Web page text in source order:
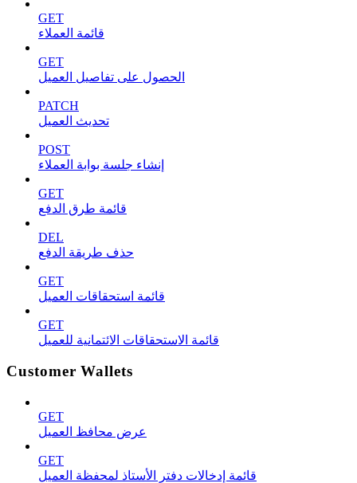
GET
قائمة العملاء
GET
الحصول على تفاصيل العميل
PATCH
تحديث العميل
POST
إنشاء جلسة بوابة العملاء
GET
قائمة طرق الدفع
DEL
حذف طريقة الدفع
GET
قائمة استحقاقات العميل
GET
قائمة الاستحقاقات الائتمانية للعميل
Customer Wallets
GET
عرض محافظ العميل
GET
قائمة إدخالات دفتر الأستاذ لمحفظة العميل